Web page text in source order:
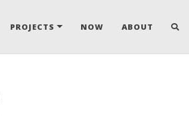
PROJECTS NOW ABOUT